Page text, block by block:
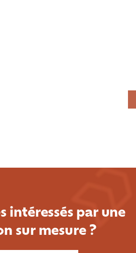
intéressés par une
sur mesure ?